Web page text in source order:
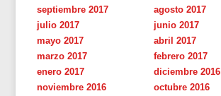
septiembre 2017
agosto 2017
julio 2017
junio 2017
mayo 2017
abril 2017
marzo 2017
febrero 2017
enero 2017
diciembre 2016
noviembre 2016
octubre 2016